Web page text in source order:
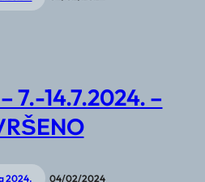
7.-14.7.2024. –
2024. 04/02/2024